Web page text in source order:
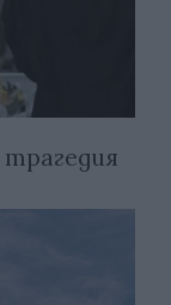
трагедия